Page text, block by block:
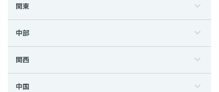
関東
中部
関西
中国